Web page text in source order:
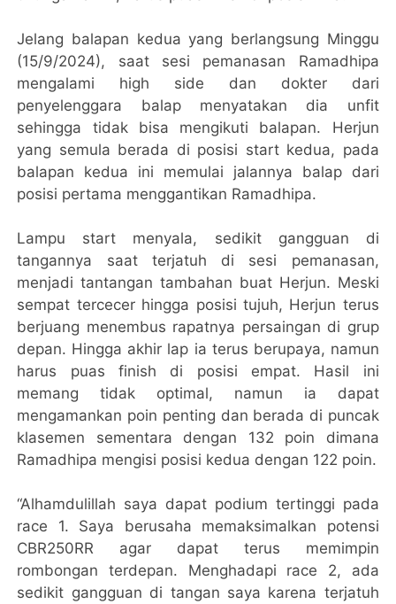
Jelang balapan kedua yang berlangsung Minggu
(15/9/2024), saat sesi pemanasan Ramadhipa
mengalami high side dan dokter dari
penyelenggara balap menyatakan dia unfit
sehingga tidak bisa mengikuti balapan. Herjun
yang semula berada di posisi start kedua, pada
balapan kedua ini memulai jalannya balap dari
posisi pertama menggantikan Ramadhipa.
Lampu start menyala, sedikit gangguan di
tangannya saat terjatuh di sesi pemanasan,
menjadi tantangan tambahan buat Herjun. Meski
sempat tercecer hingga posisi tujuh, Herjun terus
berjuang menembus rapatnya persaingan di grup
depan. Hingga akhir lap ia terus berupaya, namun
harus puas finish di posisi empat. Hasil ini
memang tidak optimal, namun ia dapat
mengamankan poin penting dan berada di puncak
klasemen sementara dengan 132 poin dimana
Ramadhipa mengisi posisi kedua dengan 122 poin.
“Alhamdulillah saya dapat podium tertinggi pada
race 1. Saya berusaha memaksimalkan potensi
CBR250RR agar dapat terus memimpin
rombongan terdepan. Menghadapi race 2, ada
sedikit gangguan di tangan saya karena terjatuh